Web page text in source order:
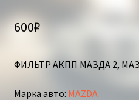
600₽
ФИЛЬТР АКПП МАЗДА 2,
Марка авто: MAZDA